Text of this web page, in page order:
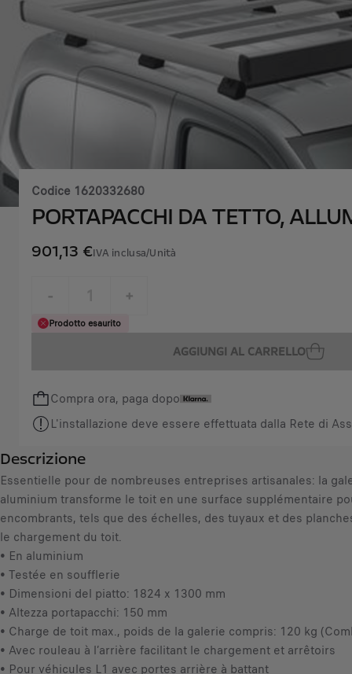
Codice 1620332680
PORTAPACCHI DA TETTO,
901,13 €
9
0
,
1
3
€
I
V
A
i
n
c
l
u
IVA inclusa/Unità
-
+
Q
t
i
y
u
p
d
a
t
e
d
t
o
:
1
Prodotto esaurito
AGGIUNGI AL CARRELLO
Compra ora, paga dopo
L'installazione deve essere effettuata dalla Rete di
Descrizione
Essentielle pour de nombreuses entreprises artisanales: la
aluminium transforme le toit en une surface supplémentaire
encombrants, tels que des échelles, des tuyaux et des
le chargement du toit.
• En aluminium
• Testée en soufflerie
• Dimensioni del piatto: 1824 x 1300 mm
• Altezza portapacchi: 150 mm
• Charge de toit max., poids de la galerie compris: 120 kg
• Avec rouleau à l’arrière facilitant le chargement et arrêtoirs
• Pour véhicules L1 avec portes arrière à battant